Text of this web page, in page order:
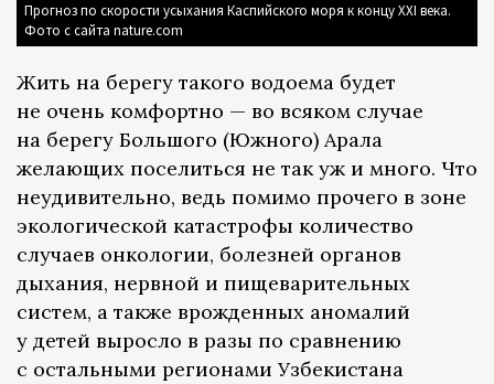
Прогноз по скорости усыхания Каспийского моря к концу XXI века.
Фото с сайта nature.com
Жить на берегу такого водоема будет
не очень комфортно — во всяком случае
на берегу Большого (Южного) Арала
желающих поселиться не так уж и много. Что
неудивительно, ведь помимо прочего в зоне
экологической катастрофы количество
случаев онкологии, болезней органов
дыхания, нервной и пищеварительных
систем, а также врожденных аномалий
у детей выросло в разы по сравнению
с остальными регионами Узбекистана